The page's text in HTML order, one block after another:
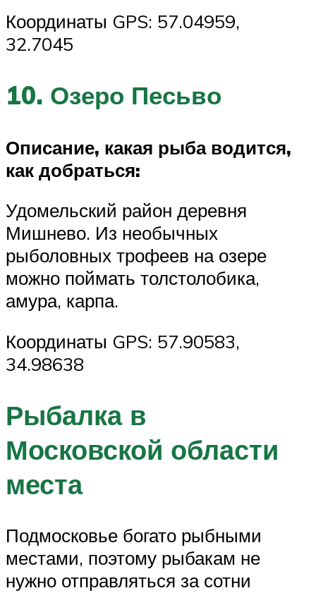
Координаты GPS: 57.04959,
32.7045
10. Озеро Песьво
Описание, какая рыба водится,
как добраться:
Удомельский район деревня
Мишнево. Из необычных
рыболовных трофеев на озере
можно поймать толстолобика,
амура, карпа.
Координаты GPS: 57.90583,
34.98638
Рыбалка в
Московской области
места
Подмосковье богато рыбными
местами, поэтому рыбакам не
нужно отправляться за сотни